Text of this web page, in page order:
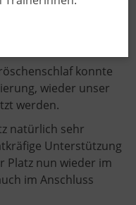
konnte
wieder unser
werden.
natürlich sehr
Unterstützung
Platz nun wieder im
im Anschluss